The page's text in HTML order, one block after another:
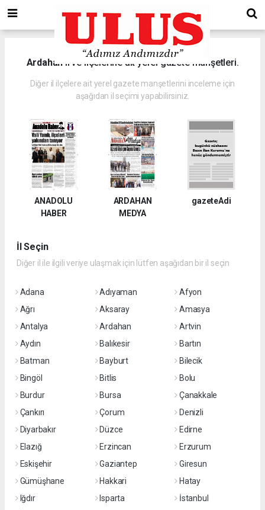
Ardahan il ve ilçelerine ait yerel gazete manşetleri.
Diğer il ilçelere ait yerel gazete manşetlerini inceleme için
aşağıdan il seçimi yapabilirsiniz.
ANADOLU
HABER
ARDAHAN
MEDYA
gazeteAdi
İl Seçin
Diğer il ile ilgili veriye ulaşmak için lütfen aşağıdan bir il seçin
Adana Adıyaman
Afyon
Ağrı
Aksaray
Amasya
Antalya
Ardahan
Artvin
Aydın
Balıkesir
Bartın
Batman
Bayburt
Bilecik
Bingöl
Bitlis
Bolu
Burdur
Bursa
Çanakkale
Çankırı
Çorum
Denizli
Diyarbakır
Düzce
Edirne
Elazığ
Erzincan
Erzurum
Eskişehir
Gaziantep
Giresun
Gümüşhane
Hakkari
Hatay
Iğdır
Isparta
İstanbul